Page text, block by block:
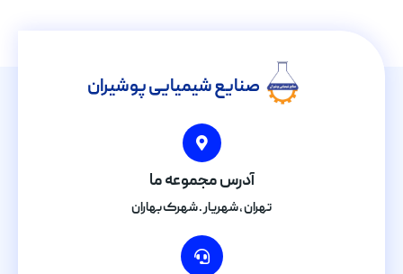
صنایع شیمیایی پوشیران
آدرس مجموعه ما
تهران , شهریار . شهرک بهاران